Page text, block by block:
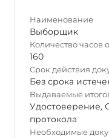
Наименование
Выборщик
Количество часов
160
Срок действия
Без срока
Выдаваемые
Удостоверение,
протокола
Необходимые